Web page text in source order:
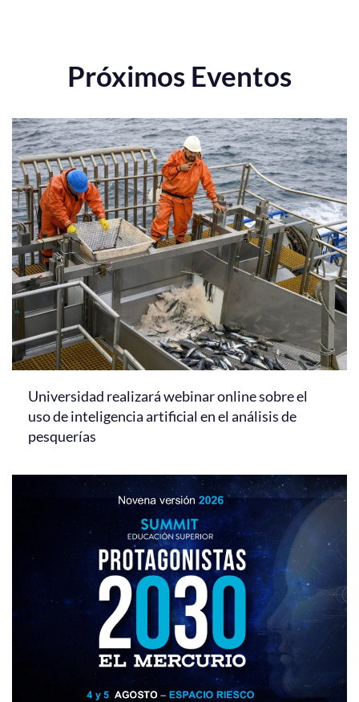
Próximos Eventos
Universidad realizará webinar online sobre el
uso de inteligencia artificial en el análisis de
pesquerías